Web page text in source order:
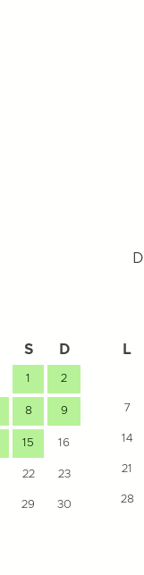
S D
1 2
8 9
15 16
22 23
29 30
L
7
14
21
28